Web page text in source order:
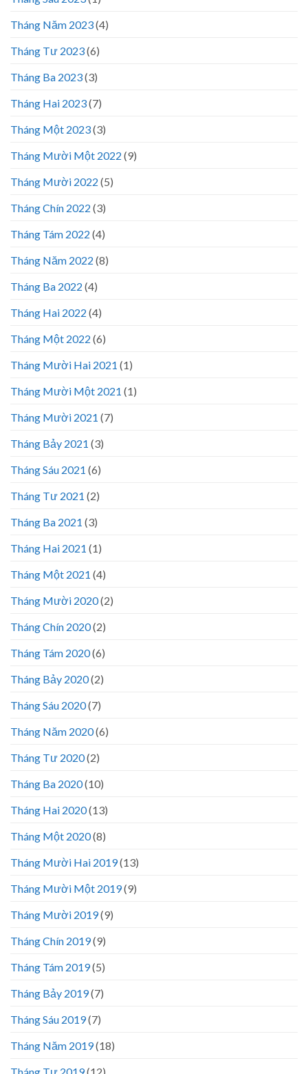
Tháng Năm 2023(4)
Tháng Tư 2023(6)
Tháng Ba 2023(3)
Tháng Hai 2023(7)
Tháng Một 2023(3)
Tháng Mười Một 2022 (9)
Tháng Mười 2022 (5)
Tháng Chín 2022 (3)
Tháng Tám 2022 (4)
Tháng Năm 2022 (8)
Tháng Ba 2022 (4)
Tháng Hai 2022 (4)
Tháng Một 2022 (6)
Tháng Mười Hai 2021 (1)
Tháng Mười Một 2021 (1)
Tháng Mười 2021 (7)
Tháng Bảy 2021 (3)
Tháng Sáu 2021 (6)
Tháng Tư 2021 (2)
Tháng Ba 2021 (3)
Tháng Hai 2021 (1)
Tháng Một 2021 (4)
Tháng Mười 2020(2)
Tháng Chín 2020(2)
Tháng Tám 2020(6)
Tháng Bảy 2020(2)
Tháng Sáu 2020(7)
Tháng Năm 2020(6)
Tháng Tư 2020(2)
Tháng Ba 2020(10)
Tháng Hai 2020(13)
Tháng Một 2020(8)
Tháng Mười Hai 2019(13)
Tháng Mười Một 2019(9)
Tháng Mười 2019(9)
Tháng Chín 2019(9)
Tháng Tám 2019(5)
Tháng Bảy 2019(7)
Tháng Sáu 2019(7)
Tháng Năm 2019(18)